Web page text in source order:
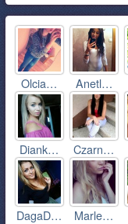
Olcia… Anetl…
Diank… Czarn…
DagaD… Marle…